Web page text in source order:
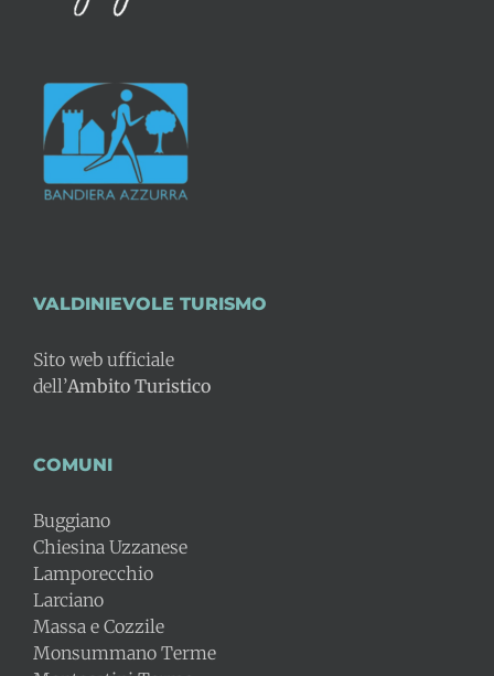
VALDINIEVOLE TURISMO
Sito web ufficiale
dell’Ambito Turistico
COMUNI
Buggiano
Chiesina Uzzanese
Lamporecchio
Larciano
Massa e Cozzile
Monsummano Terme